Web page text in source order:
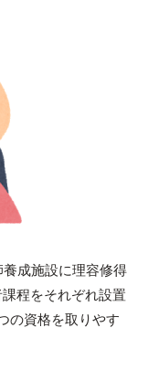
成施設に理容修得
程をそれぞれ設置
の資格を取りやす